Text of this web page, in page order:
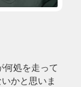
何処を走って
かと思いま